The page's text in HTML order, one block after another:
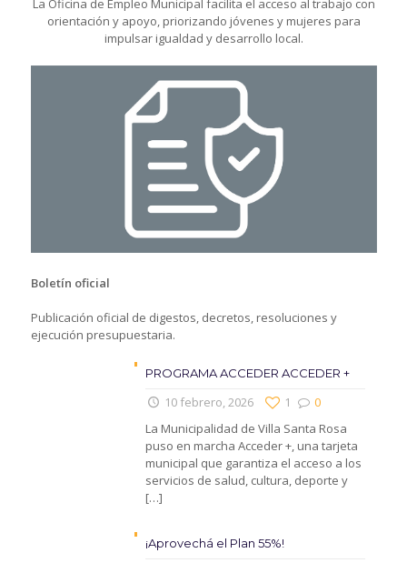
orientación y apoyo, priorizando jóvenes y mujeres para
impulsar igualdad y desarrollo local.
Boletín oficial
Publicación oficial de digestos, decretos, resoluciones y
ejecución presupuestaria.
PROGRAMA ACCEDER ACCEDER +
10 febrero, 2026 0
1
La Municipalidad de Villa Santa Rosa
puso en marcha Acceder +, una tarjeta
municipal que garantiza el acceso a los
servicios de salud, cultura, deporte y
[…]
¡Aprovechá el Plan 55%!